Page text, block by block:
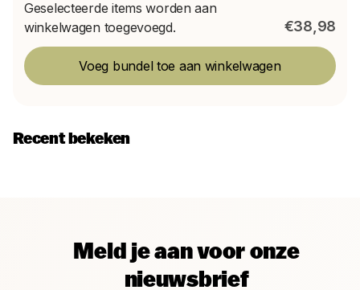
Geselecteerde items worden aan
winkelwagen toegevoegd.
€38,98
Voeg bundel toe aan winkelwagen
Recent bekeken
Meld je aan voor onze
nieuwsbrief